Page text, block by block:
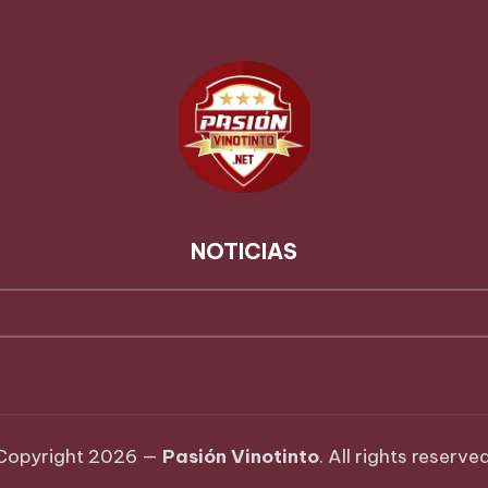
NOTICIAS
2026 — Pasión Vinotinto. All rights